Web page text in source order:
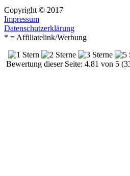
Copyright © 2017
Impressum
Datenschutzerklärung
* = Affiliatelink/Werbung
Bewertung dieser Seite: 4.81 von 5